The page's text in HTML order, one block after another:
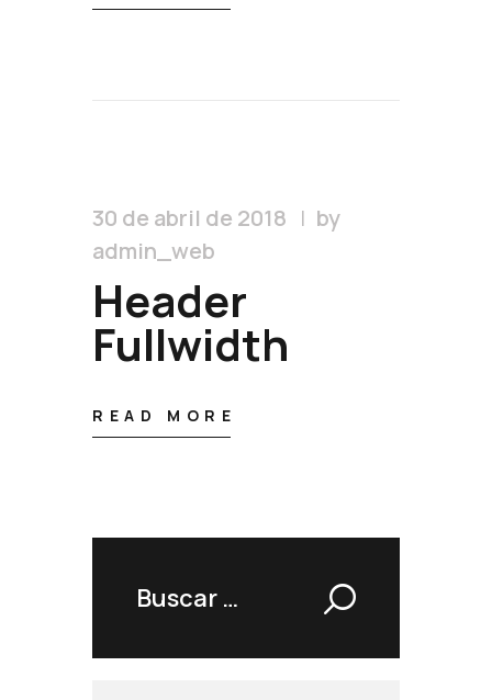
30 de abril de 2018
by
admin_web
Header
Fullwidth
READ MORE
Buscar: